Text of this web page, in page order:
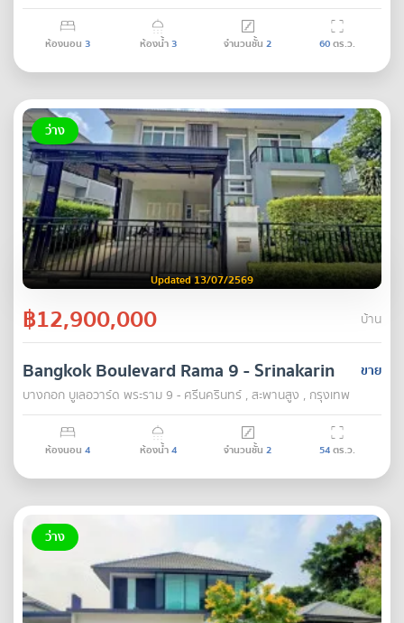
ห้องนอน 3 ห้องน้ำ3 จำนวนชั้น 2 60ตร.ว.
ว่าง
Updated 13/07/2569
฿12,900,000 บ้าน
ขาย
Bangkok Boulevard Rama 9 - Srinakarin
บางกอก บูเลอวาร์ด พระราม 9 - ศรีนครินทร์ , สะพานสูง , กรุงเทพ
ห้องนอน 4 ห้องน้ำ4 จำนวนชั้น 2 54ตร.ว.
ว่าง